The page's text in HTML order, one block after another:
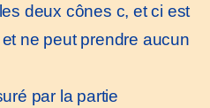
deux cônes c, et ci est
ne peut prendre aucun
par la partie